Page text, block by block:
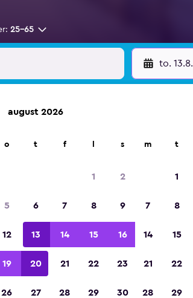
25–65
to. 13.8.
mer enn 70 000 steder med momondo.
2023
august 2026
o t f s
1 2
5 6 7 8 9
12 13 14 15 16
19 20 21 22 23
26 27 28 29 30
m t
1
7 8
14 15
21 22
28 29